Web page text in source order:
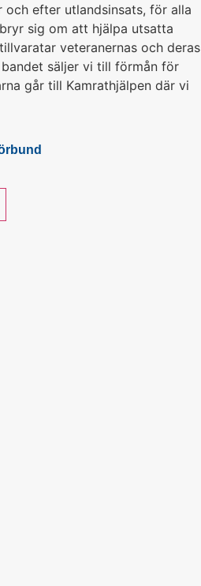
och efter utlandsinsats, för alla
sig om att hjälpa utsatta
veteranernas och deras
säljer vi till förmån för
går till Kamrathjälpen där vi